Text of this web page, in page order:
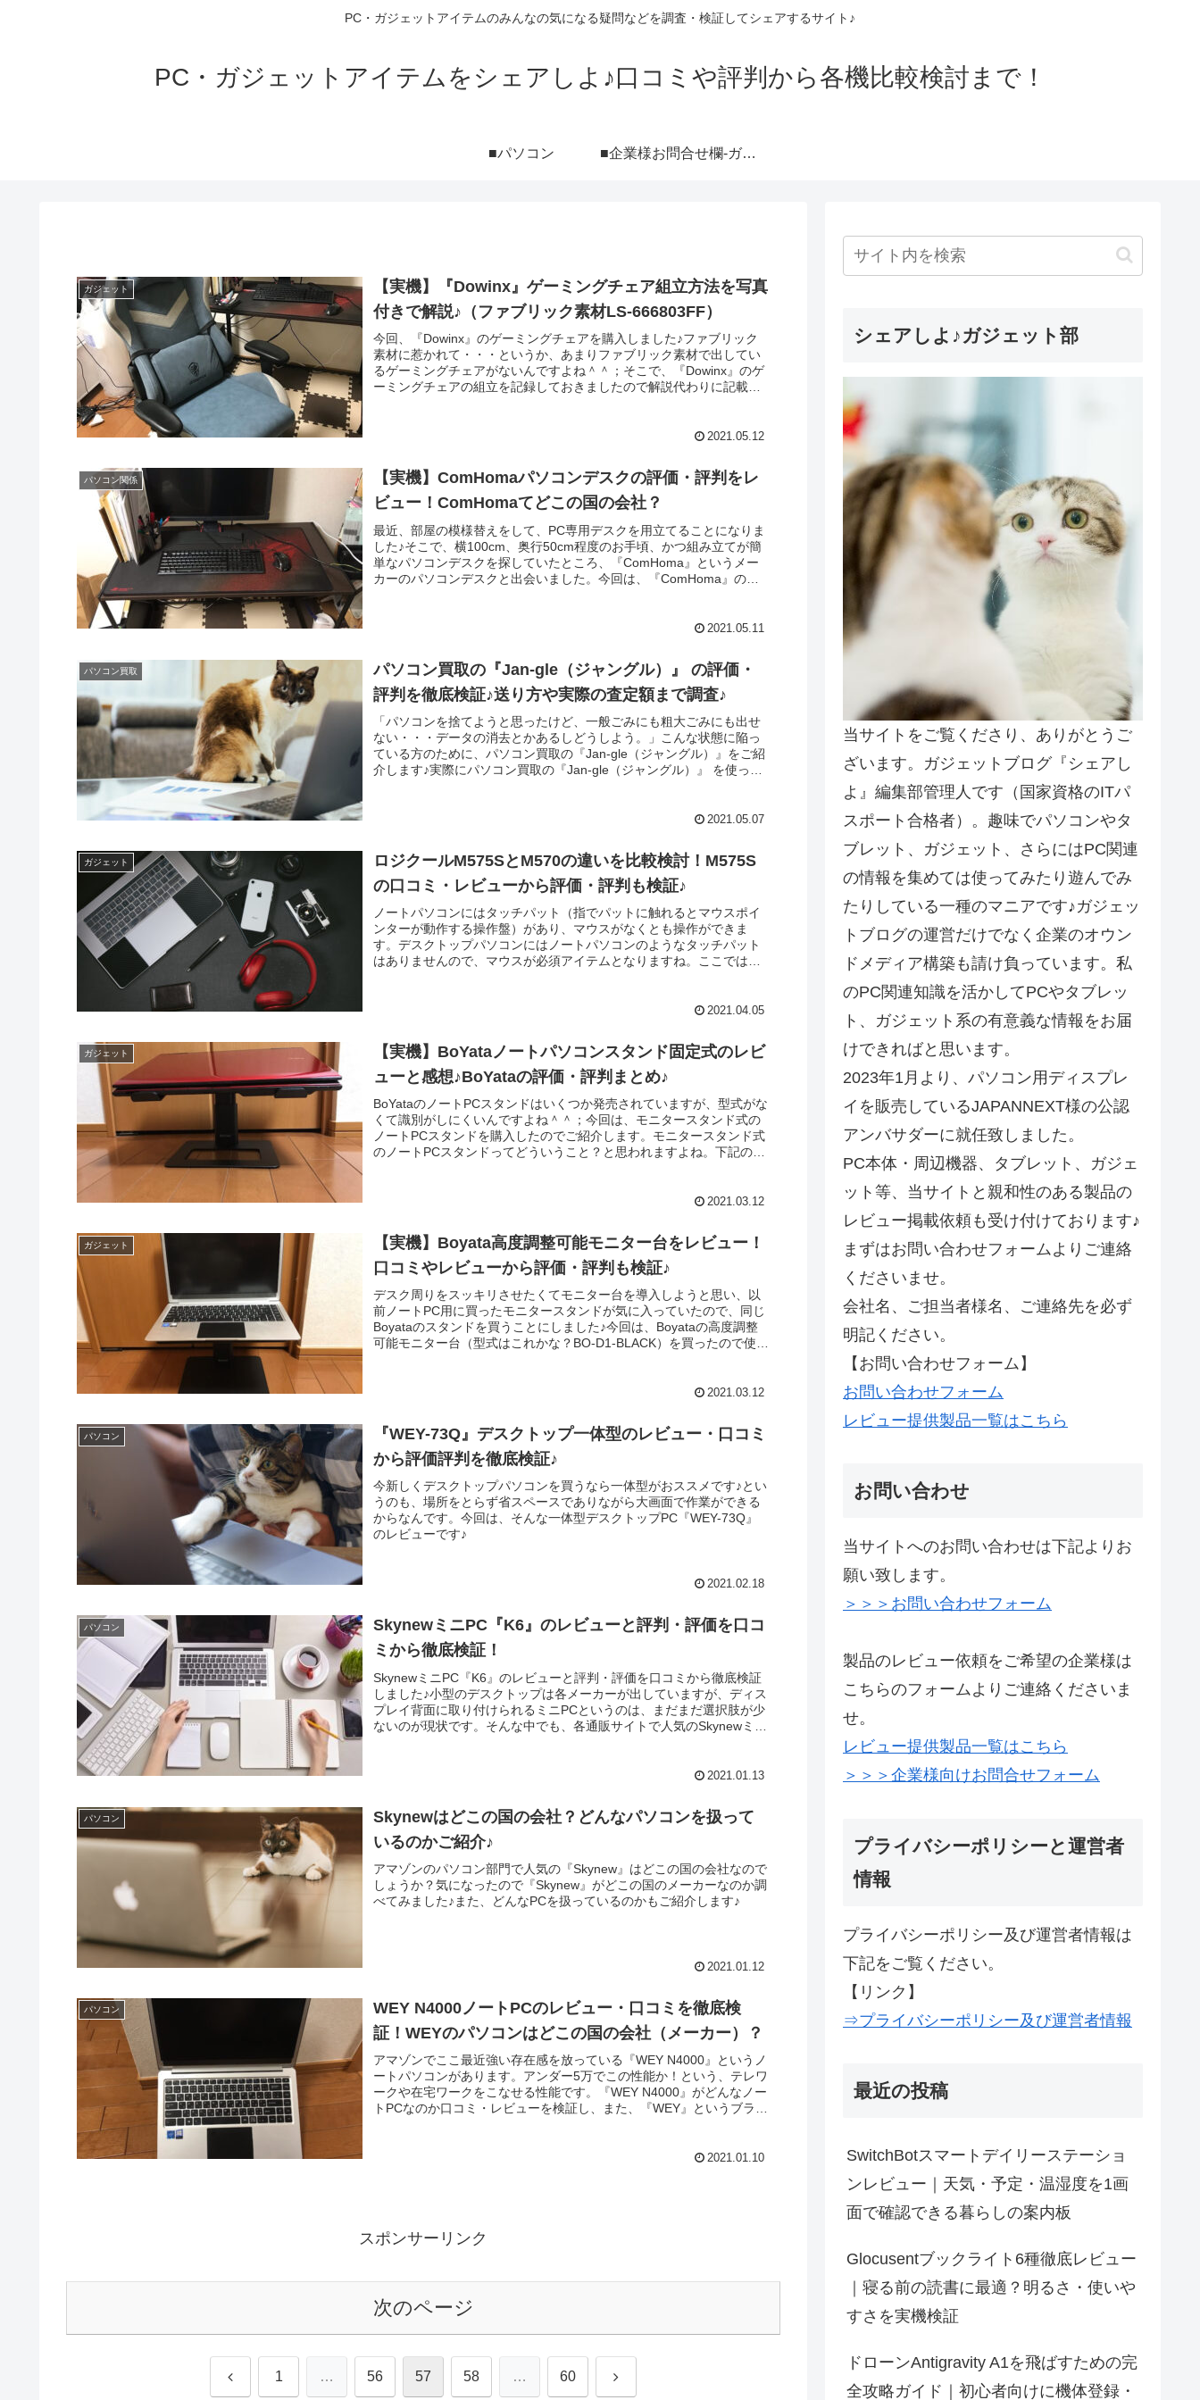
PC・ガジェットアイテムのみんなの気になる疑問などを調査・検証してシェアするサイト♪
PC・ガジェットアイテムをシェアしよ♪口コミや評判から各機比較検討まで！
■パソコン ■企業様お問合せ欄-ガジェットブログ『シェアしよ♪』レビュー依頼用-（ポートフォリオ付き）
ガジェット
【実機】『Dowinx』ゲーミングチェア組立方法を写真
付きで解説♪（ファブリック素材LS-666803FF）
今回、『Dowinx』のゲーミングチェアを購入しました♪ファブリック
素材に惹かれて・・・というか、あまりファブリック素材で出してい
るゲーミングチェアがないんですよね＾＾；そこで、『Dowinx』のゲ
ーミングチェアの組立を記録しておきましたので解説代わりに記載さ
2021.05.12
パソコン関係
【実機】ComHomaパソコンデスクの評価・評判をレ
ビュー！ComHomaてどこの国の会社？
最近、部屋の模様替えをして、PC専用デスクを用立てることになりま
した♪そこで、横100cm、奥行50cm程度のお手頃、かつ組み立てが簡
単なパソコンデスクを探していたところ、『ComHoma』というメー
カーのパソコンデスクと出会いました。今回は、『ComHoma』のパ
2021.05.11
パソコン買取
パソコン買取の『Jan-gle（ジャングル）』 の評価・
評判を徹底検証♪送り方や実際の査定額まで調査♪
「パソコンを捨てようと思ったけど、一般ごみにも粗大ごみにも出せ
ない・・・データの消去とかあるしどうしよう。」こんな状態に陥っ
ている方のために、パソコン買取の『Jan-gle（ジャングル）』をご紹
介します♪実際にパソコン買取の『Jan-gle（ジャングル）』 を使った
2021.05.07
ガジェット
ロジクールM575SとM570の違いを比較検討！M575S
の口コミ・レビューから評価・評判も検証♪
ノートパソコンにはタッチパット（指でパットに触れるとマウスポイ
ンターが動作する操作盤）があり、マウスがなくとも操作ができま
す。デスクトップパソコンにはノートパソコンのようなタッチパット
はありませんので、マウスが必須アイテムとなりますね。ここではパ
ます♪※以下ロジクールM575、ロジクールM570と表現しますね。レビ
2021.04.05
ガジェット
【実機】BoYataノートパソコンスタンド固定式のレビ
ューと感想♪BoYataの評価・評判まとめ♪
BoYataのノートPCスタンドはいくつか発売されていますが、型式がな
くて識別がしにくいんですよね＾＾；今回は、モニタースタンド式の
ノートPCスタンドを購入したのでご紹介します。モニタースタンド式
のノートPCスタンドってどういうこと？と思われますよね。下記の写
2021.03.12
ガジェット
【実機】Boyata高度調整可能モニター台をレビュー！
口コミやレビューから評価・評判も検証♪
デスク周りをスッキリさせたくてモニター台を導入しようと思い、以
前ノートPC用に買ったモニタースタンドが気に入っていたので、同じ
Boyataのスタンドを買うことにしました♪今回は、Boyataの高度調整
可能モニター台（型式はこれかな？BO-D1-BLACK）を買ったので使用
2021.03.12
パソコン
『WEY-73Q』デスクトップ一体型のレビュー・口コミ
から評価評判を徹底検証♪
今新しくデスクトップパソコンを買うなら一体型がおススメです♪とい
うのも、場所をとらず省スペースでありながら大画面で作業ができる
からなんです。今回は、そんな一体型デスクトップPC『WEY-73Q』
のレビューです♪
2021.02.18
パソコン
SkynewミニPC『K6』のレビューと評判・評価を口コ
ミから徹底検証！
SkynewミニPC『K6』のレビューと評判・評価を口コミから徹底検証
しました♪小型のデスクトップは各メーカーが出していますが、ディス
プレイ背面に取り付けられるミニPCというのは、まだまだ選択肢が少
ないのが現状です。そんな中でも、各通販サイトで人気のSkynewミニ
2021.01.13
パソコン
Skynewはどこの国の会社？どんなパソコンを扱って
いるのかご紹介♪
アマゾンのパソコン部門で人気の『Skynew』はどこの国の会社なので
しょうか？気になったので『Skynew』がどこの国のメーカーなのか調
べてみました♪また、どんなPCを扱っているのかもご紹介します♪
2021.01.12
パソコン
WEY N4000ノートPCのレビュー・口コミを徹底検
証！WEYのパソコンはどこの国の会社（メーカー）？
アマゾンでここ最近強い存在感を放っている『WEY N4000』というノ
ートパソコンがあります。アンダー5万でこの性能か！という、テレワ
ークや在宅ワークをこなせる性能です。『WEY N4000』がどんなノー
トPCなのか口コミ・レビューを検証し、また、『WEY』というブラン
2021.01.10
スポンサーリンク
次のページ
前 1 … 56 57 58 … 60 次
シェアしよ♪ガジェット部
当サイトをご覧くださり、ありがとうご
ざいます。ガジェットブログ『シェアし
よ』編集部管理人です（国家資格のITパ
スポート合格者）。趣味でパソコンやタ
ブレット、ガジェット、さらにはPC関連
の情報を集めては使ってみたり遊んでみ
たりしている一種のマニアです♪ガジェッ
トブログの運営だけでなく企業のオウン
ドメディア構築も請け負っています。私
のPC関連知識を活かしてPCやタブレッ
ト、ガジェット系の有意義な情報をお届
けできればと思います。
2023年1月より、パソコン用ディスプレ
イを販売しているJAPANNEXT様の公認
アンバサダーに就任致しました。
PC本体・周辺機器、タブレット、ガジェ
ット等、当サイトと親和性のある製品の
レビュー掲載依頼も受け付けております♪
まずはお問い合わせフォームよりご連絡
くださいませ。
会社名、ご担当者様名、ご連絡先を必ず
明記ください。
【お問い合わせフォーム】
お問い合わせフォーム
レビュー提供製品一覧はこちら
お問い合わせ
当サイトへのお問い合わせは下記よりお
願い致します。
＞＞＞お問い合わせフォーム
製品のレビュー依頼をご希望の企業様は
こちらのフォームよりご連絡くださいま
せ。
レビュー提供製品一覧はこちら
＞＞＞企業様向けお問合せフォーム
プライバシーポリシーと運営者
情報
プライバシーポリシー及び運営者情報は
下記をご覧ください。
【リンク】
⇒プライバシーポリシー及び運営者情報
最近の投稿
SwitchBotスマートデイリーステーショ
ンレビュー｜天気・予定・温湿度を1画
面で確認できる暮らしの案内板
Glocusentブックライト6種徹底レビュー
｜寝る前の読書に最適？明るさ・使いや
すさを実機検証
ドローンAntigravity A1を飛ばすための完
全攻略ガイド｜初心者向けに機体登録・